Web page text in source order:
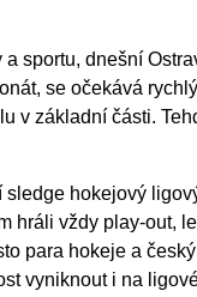
sportu, dnešní
se očekává
v základní části.
hokejový
hráli vždy play-out,
para hokeje a
vyniknout i na